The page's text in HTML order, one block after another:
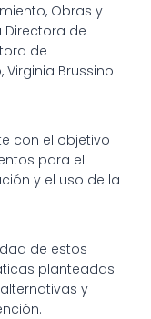
Obras y
Directora de
de
Brussino
con el objetivo
para el
y el uso de la
de estos
planteadas
y